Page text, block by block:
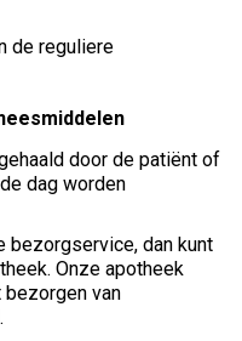
de reguliere
door de patiënt of
dag worden
bezorgservice, dan kunt
Onze apotheek
bezorgen van